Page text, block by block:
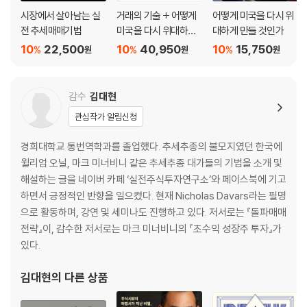
쳐주는 종목을 찾아라 / 추세를 확인하라 / 연 실적 / 박스권 돌파 연도를
찾아라 / 실적 개선 종목을 포착하는 법 / 증가율 감소는 위험 신호다
영업외 수익 또는 일회성 수익 / 조정된 수치에 주의하라 / 일회성 비용 /
감가상각과 매출 이전 / 비용 삭감을 통한 수익 실현에 주의하라 / 마진 측
출을 비교하라 / 매출채권 분석 / 차등 공시 / 모든 실린더 가동: 코드 33
[9장] 주도주를 따르라
보조 맞추기 / 소외장, 기다리는 조정은 오지 않는다 / 최고의 종목은 먼저
저점을 찍는다 / 기회의 창 / 기조적 성장 주기 / 시장 주도주의 전형적 사
례 / 기술적 주제를 찾아라 / 어느 주도주를 먼저 매수해야 할까? / 양날의
을 피하는 법을 배워라 / 언론을 걸러라
시장에서 살아남는 실
전 추세매매기법
22,500원
10%
거래의 기술 + 어떻게
미국을 다시 위대하게
만들 것인가 세트
40,950원
10%
어떻게 미국을 다시 위
대하게 만들 것인가
15,750원
10%
감수 김대현
관심작가 알림신청
경희대학교 통번역학과를 졸업했다. 추세추종의 불모지였던 한국에
윌리엄 오닐, 마크 미너비니 같은 추세추종 대가들의 기법을 소개 및
해설하는 글을 네이버 카페 ‘실전주식투자연구소’와 페이스북에 기고
하면서 긍정적인 반향을 일으켰다. 현재 Nicholas Davars라는 필명
으로 활동하며, 강연 및 세미나도 진행하고 있다. 저서로는 『돌파매매
전략』이, 감수한 저서로는 마크 미너비니의 『초수익 성장주 투자』가
있다.
김대현의 다른 상품